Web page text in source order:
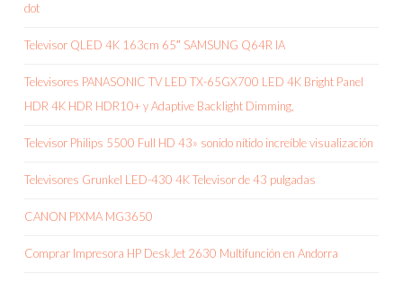
dot
Televisor QLED 4K 163cm 65″ SAMSUNG Q64R IA
Televisores PANASONIC TV LED TX-65GX700 LED 4K Bright Panel
HDR 4K HDR HDR10+ y Adaptive Backlight Dimming,
Televisor Philips 5500 Full HD 43» sonido nítido increíble visualización
Televisores Grunkel LED-430 4K Televisor de 43 pulgadas
CANON PIXMA MG3650
Comprar Impresora HP DeskJet 2630 Multifunción en Andorra